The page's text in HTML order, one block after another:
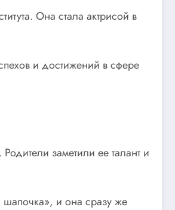
Она стала актрисой в
и достижений в сфере
заметили ее талант и
шапочка», и она сразу же